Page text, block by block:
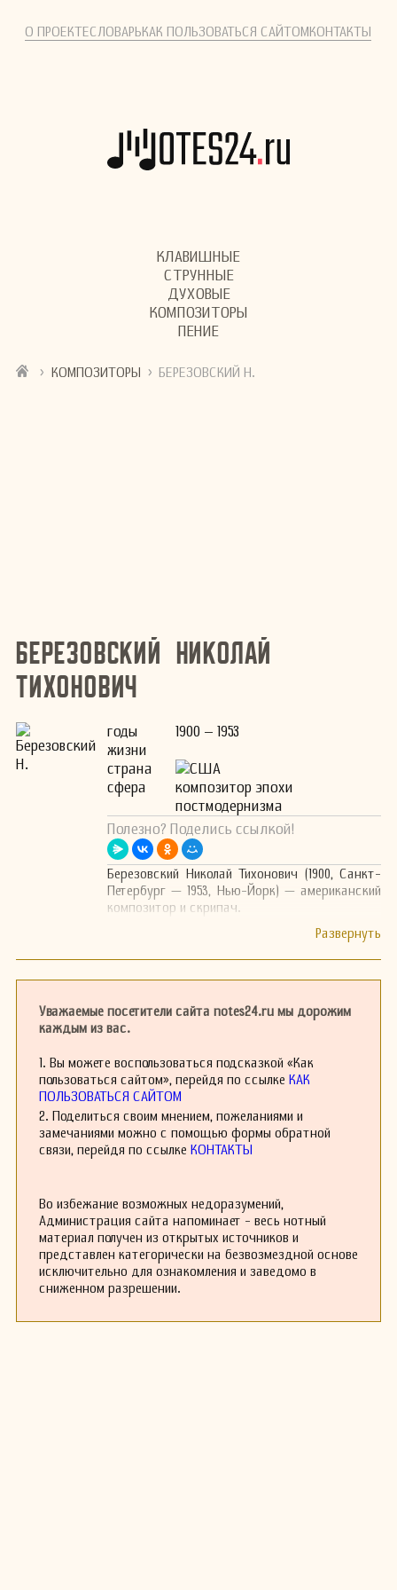
О ПРОЕКТЕСЛОВАРЬКАК ПОЛЬЗОВАТЬСЯ САЙТОМКОНТАКТЫ
КЛАВИШНЫЕ
СТРУННЫЕ
ДУХОВЫЕ
КОМПОЗИТОРЫ
ПЕНИЕ
› КОМПОЗИТОРЫ › БЕРЕЗОВСКИЙ Н.
Березовский Николай
Тихонович
годы
жизни
1900 – 1953
страна
США
сфера
композитор эпохи
постмодернизма
Полезно? Поделись ссылкой!
Березовский Николай Тихонович (1900, Санкт-
Петербург — 1953, Нью-Йорк) — американский
композитор и скрипач.
Уважаемые посетители сайта notes24.ru мы дорожим
каждым из вас.
1. Вы можете воспользоваться подсказкой «Как
пользоваться сайтом», перейдя по ссылке КАК
ПОЛЬЗОВАТЬСЯ САЙТОМ
2. Поделиться своим мнением, пожеланиями и
замечаниями можно с помощью формы обратной
связи, перейдя по ссылке КОНТАКТЫ
Во избежание возможных недоразумений,
Администрация сайта напоминает - весь нотный
материал получен из открытых источников и
представлен категорически на безвозмездной основе
исключительно для ознакомления и заведомо в
сниженном разрешении.